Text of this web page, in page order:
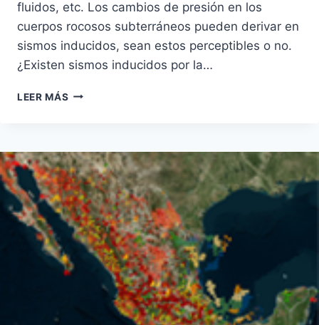
fluidos, etc. Los cambios de presión en los
cuerpos rocosos subterráneos pueden derivar en
sismos inducidos, sean estos perceptibles o no.
¿Existen sismos inducidos por la…
LEER MÁS SISMICIDAD